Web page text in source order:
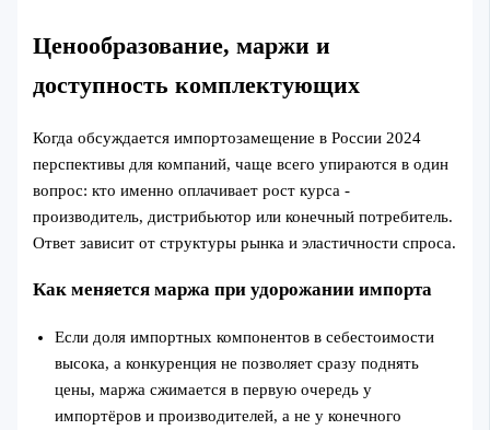
Ценообразование, маржи и
доступность комплектующих
Когда обсуждается импортозамещение в России 2024
перспективы для компаний, чаще всего упираются в один
вопрос: кто именно оплачивает рост курса -
производитель, дистрибьютор или конечный потребитель.
Ответ зависит от структуры рынка и эластичности спроса.
Как меняется маржа при удорожании импорта
Если доля импортных компонентов в себестоимости
высока, а конкуренция не позволяет сразу поднять
цены, маржа сжимается в первую очередь у
импортёров и производителей, а не у конечного